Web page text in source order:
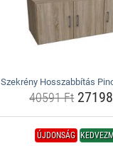
Szekrény Hosszabbítás
40591 Ft
ÚJDONSÁG